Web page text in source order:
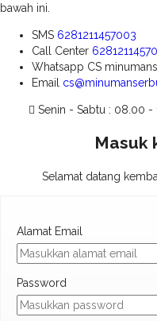
bawah ini.
SMS 6281211457003
Call Center
Whatsapp CS
Email
Senin - Sabtu : 08.00 -
Masuk
Selamat datang
Alamat Email
Password